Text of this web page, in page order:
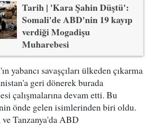
Tarih | 'Kara Şahin Düştü':
Somali'de ABD'nin 19 kayıp
verdiği Mogadişu
Muharebesi
yabancı savaşçıları ülkeden çıkarma
geri dönerek burada
çalışmalarına devam etti. Bu
önde gelen isimlerinden biri oldu.
ve Tanzanya'da ABD